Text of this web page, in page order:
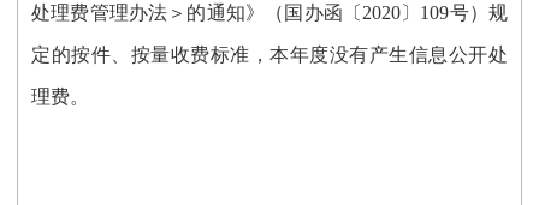
处理费管理办法＞的通知》（国办函〔 2020〕109号）规
定的按件、按量收费标准，本年度没有产生信息公开处
理费。